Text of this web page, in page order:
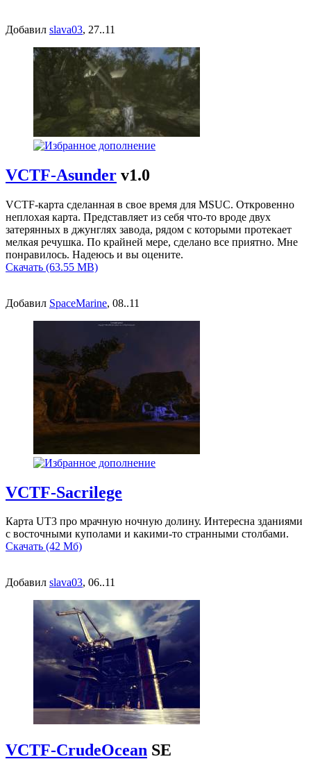
Добавил slava03, 27..11
VCTF-Asunder v1.0
VCTF-карта сделанная в свое время для MSUC. Откровенно
неплохая карта. Представляет из себя что-то вроде двух
затерянных в джунглях завода, рядом с которыми протекает
мелкая речушка. По крайней мере, сделано все приятно. Мне
понравилось. Надеюсь и вы оцените.
Скачать (63.55 MB)
Добавил SpaceMarine, 08..11
VCTF-Sacrilege
Карта UT3 про мрачную ночную долину. Интересна зданиями
с восточными куполами и какими-то странными столбами.
Скачать (42 Мб)
Добавил slava03, 06..11
VCTF-CrudeOcean SE